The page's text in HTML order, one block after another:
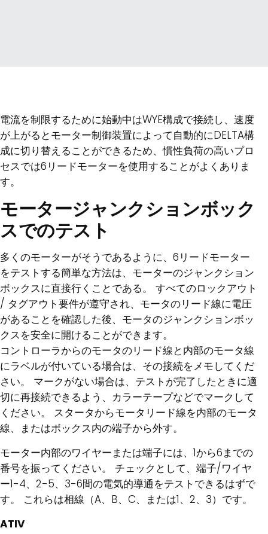
電流を制限するために始動中はWYE構成で接続し、速度
が上がるとモーター制御装置によって自動的にDELTA構
成に切り替えることができるため、慣性負荷の高いプロ
セスでは6リードモーターを使用することがよくありま
す。
モータージャンクションボック
スでのテスト
多くのモーターがそうであるように、6リードモーター
をテストする簡単な方法は、モーターのジャンクション
ボックスに直接行くことである。 すべてのロックアウト
/ タグアウト要件が遵守され、モータのリード線に電圧
があることを確認した後、モータのジャンクションボッ
クスを安全に開けることができます。
コントローラからのモータのリード線と内部のモータ線
にラベルが付いている場合は、その接続をメモしてくだ
さい。 マークがない場合は、テストが完了したときに適
切に再接続できるよう、カラーテープなどでマークして
ください。 スタータからモータリード線を内部のモータ
線、またはボックス内の端子から外す。
モーター内部のワイヤーまたは端子には、1から6までの
番号を振ってください。 チェックとして、端子/ワイヤ
ー1-4、2-5、3-6間の電気的導通をテストできるはずで
す。 これらは相線（A、B、C、または1、2、3）です。
ATIV